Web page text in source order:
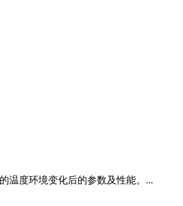
温度环境变化后的参数及性能。...